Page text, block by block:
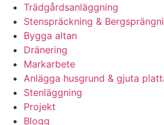
Trädgårdsanläggning
Stenspräckning &
Bygga altan
Dränering
Markarbete
Anlägga husgrund & gjuta
Stenläggning
Projekt
Blogg